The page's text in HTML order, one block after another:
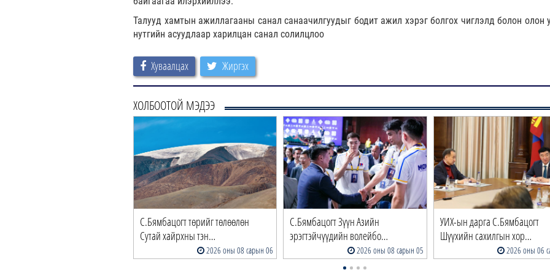
Талууд хамтын ажиллагааны санал санаачилгуудыг бодит ажил хэрэг болгох чиглэлд болон олон
нутгийн асуудлаар харилцан санал солилцлоо
Хуваалцах Жиргэх
ХОЛБООТОЙ МЭДЭЭ
С.Бямбацогт төрийг төлөөлөн
Сутай хайрхны тэн…
2026 оны 08 сарын 06
С.Бямбацогт Зүүн Азийн
эрэгтэйчүүдийн волейбо…
2026 оны 08 сарын 05
УИХ-ын дарга С.Бямбацогт
Шүүхийн сахилгын хор…
2026 оны 06